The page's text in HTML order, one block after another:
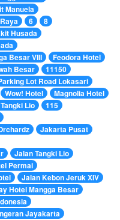
Manuela
6
8
Husada
Besar VIII
Feodora Hotel
Besar
11150
Lot Road Lokasari
Wow! Hotel
Magnolia Hotel
Lio
115
Jakarta Pusat
Jalan Tangki Lio
Permai
Jalan Kebon Jeruk XIV
Hotel Mangga Besar
Jayakarta